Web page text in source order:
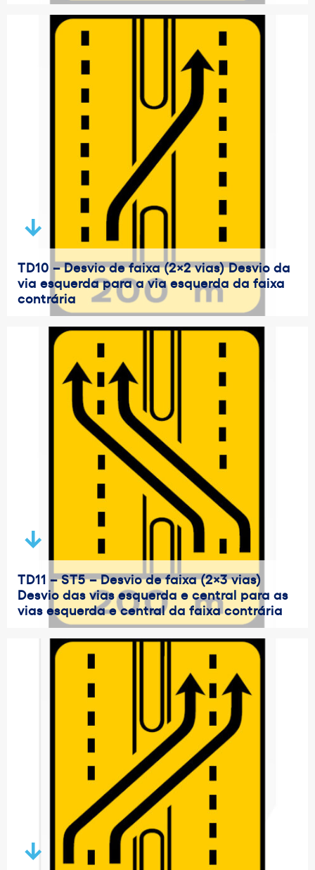
TD10 – Desvio de faixa (2×2 vias) Desvio da
via esquerda para a via esquerda da faixa
contrária
TD11 – ST5 – Desvio de faixa (2×3 vias)
Desvio das vias esquerda e central para as
vias esquerda e central da faixa contrária